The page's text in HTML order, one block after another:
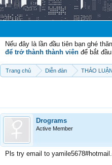
Nếu đây là lần đầu tiên bạn ghé
để trở thành thành viên để bắt
Trang chủ Diễn đàn THẢO
Drograms
Active Member
Pls try email to